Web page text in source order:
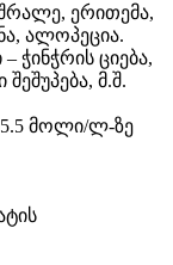
ერითემა,
ალოპეცია.
ჭინჭრის ციება,
მ.შ.
5.5 მოლი/ლ-ზე